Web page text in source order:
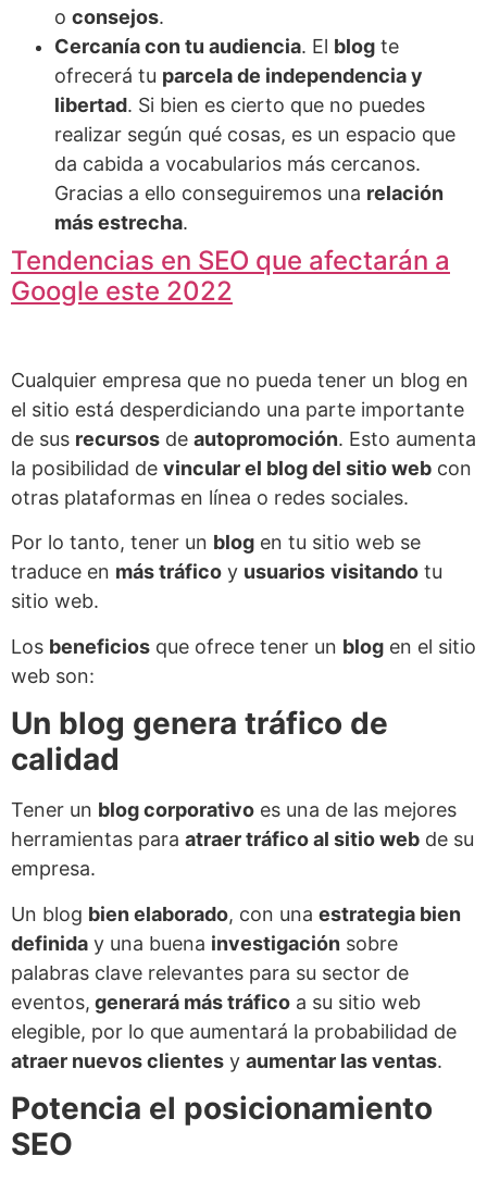
o consejos.
Cercanía con tu audiencia. El blog te
ofrecerá tu parcela de independencia y
libertad. Si bien es cierto que no puedes
realizar según qué cosas, es un espacio que
da cabida a vocabularios más cercanos.
Gracias a ello conseguiremos una relación
más estrecha.
Tendencias en SEO que afectarán a
Google este 2022
Cualquier empresa que no pueda tener un blog en
el sitio está desperdiciando una parte importante
de sus recursos de autopromoción. Esto aumenta
la posibilidad de vincular el blog del sitio web con
otras plataformas en línea o redes sociales.
Por lo tanto, tener un blog en tu sitio web se
traduce en más tráfico y usuarios visitando tu
sitio web.
Los beneficios que ofrece tener un blog en el sitio
web son:
Un blog genera tráfico de
calidad
Tener un blog corporativo es una de las mejores
herramientas para atraer tráfico al sitio web de su
empresa.
Un blog bien elaborado, con una estrategia bien
definida y una buena investigación sobre
palabras clave relevantes para su sector de
eventos, generará más tráfico a su sitio web
elegible, por lo que aumentará la probabilidad de
atraer nuevos clientes y aumentar las ventas.
Potencia el posicionamiento
SEO